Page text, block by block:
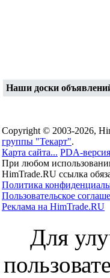
Наши доски
Copyright © 2003-2026,
группы "Текарт".
Карта сайта... PDA-
При любом
HimTrade.RU ссылка
Политика
Пользовательское
Реклама на HimTrade.RU
Для